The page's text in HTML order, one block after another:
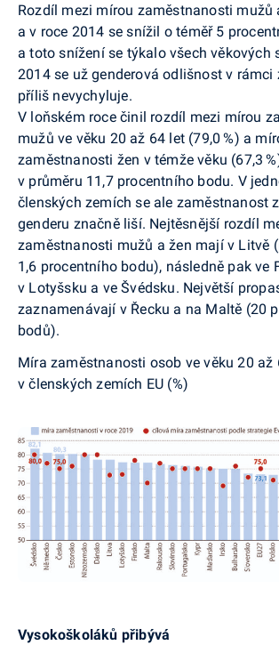
Rozdíl mezi mírou zaměstnanosti mužů
a v roce 2014 se snížil o téměř 5
a toto snížení se týkalo všech věkových
2014 se už genderová odlišnost v rámci
příliš nevychyluje.
V loňském roce činil rozdíl mezi mírou
mužů ve věku 20 až 64 let (79,0 %) a
zaměstnanosti žen v témže věku (67,3
v průměru 11,7 procentního bodu. V
členských zemích se ale zaměstnanost
genderu značně liší. Nejtěsnější rozdíl
zaměstnanosti mužů a žen mají v Litvě
1,6 procentního bodu), následně pak ve
v Lotyšsku a ve Švédsku. Největší
zaznamenávají v Řecku a na Maltě (20
bodů).
Míra zaměstnanosti osob ve věku 20 až
v členských zemích EU (%)
Vysokoškoláků přibývá